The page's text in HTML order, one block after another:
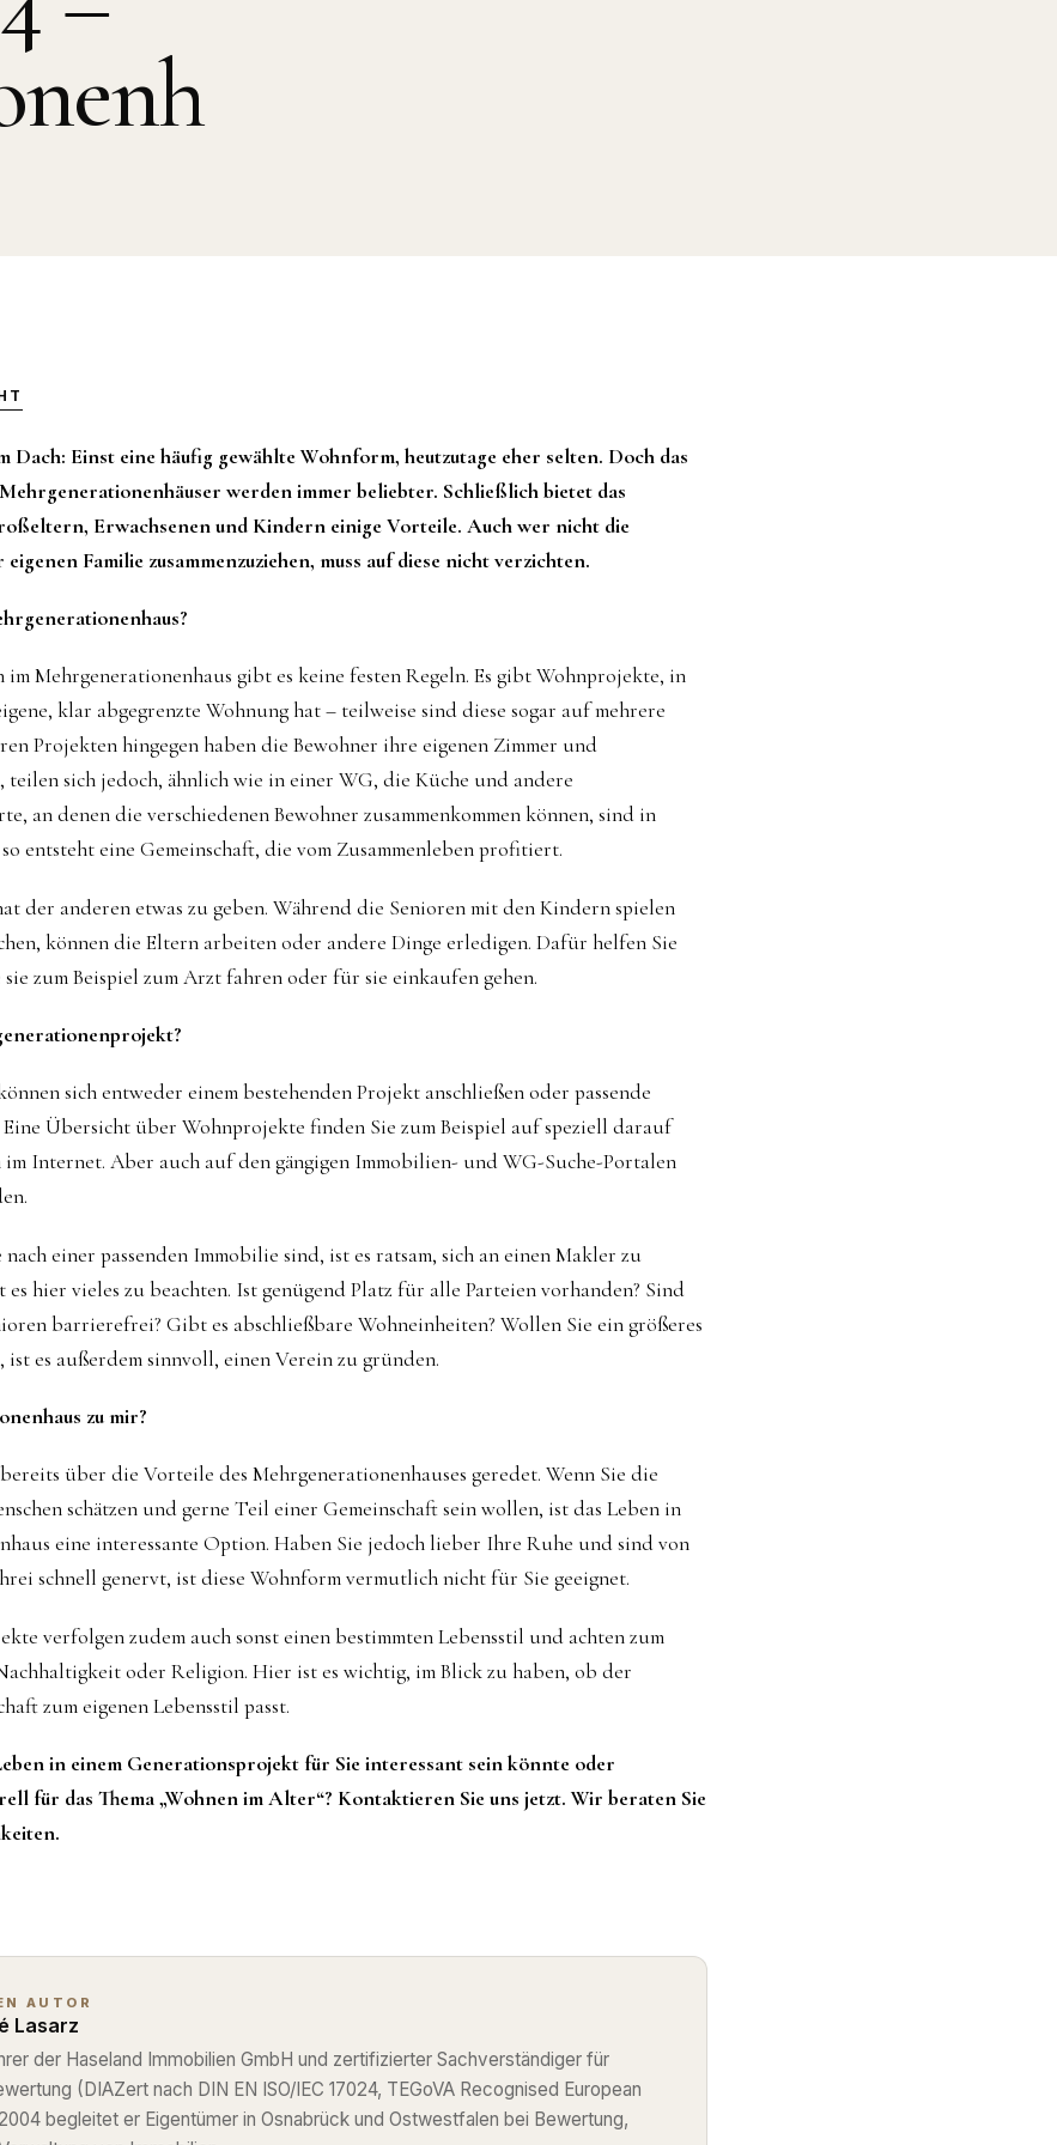
Dach: Einst eine häufig gewählte Wohnform, heutzutage eher selten. Doch das
werden immer beliebter. Schließlich bietet das
Erwachsenen und Kindern einige Vorteile. Auch wer nicht die
Familie zusammenzuziehen, muss auf diese nicht verzichten.
im Mehrgenerationenhaus gibt es keine festen Regeln. Es gibt Wohnprojekte, in
klar abgegrenzte Wohnung hat – teilweise sind diese sogar auf mehrere
Projekten hingegen haben die Bewohner ihre eigenen Zimmer und
teilen sich jedoch, ähnlich wie in einer WG, die Küche und andere
an denen die verschiedenen Bewohner zusammenkommen können, sind in
entsteht eine Gemeinschaft, die vom Zusammenleben profitiert.
der anderen etwas zu geben. Während die Senioren mit den Kindern spielen
können die Eltern arbeiten oder andere Dinge erledigen. Dafür helfen Sie
zum Beispiel zum Arzt fahren oder für sie einkaufen gehen.
sich entweder einem bestehenden Projekt anschließen oder passende
Übersicht über Wohnprojekte finden Sie zum Beispiel auf speziell darauf
Internet. Aber auch auf den gängigen Immobilien- und WG-Suche-Portalen
einer passenden Immobilie sind, ist es ratsam, sich an einen Makler zu
hier vieles zu beachten. Ist genügend Platz für alle Parteien vorhanden? Sind
barrierefrei? Gibt es abschließbare Wohneinheiten? Wollen Sie ein größeres
es außerdem sinnvoll, einen Verein zu gründen.
zu mir?
über die Vorteile des Mehrgenerationenhauses geredet. Wenn Sie die
schätzen und gerne Teil einer Gemeinschaft sein wollen, ist das Leben in
eine interessante Option. Haben Sie jedoch lieber Ihre Ruhe und sind von
schnell genervt, ist diese Wohnform vermutlich nicht für Sie geeignet.
verfolgen zudem auch sonst einen bestimmten Lebensstil und achten zum
oder Religion. Hier ist es wichtig, im Blick zu haben, ob der
zum eigenen Lebensstil passt.
in einem Generationsprojekt für Sie interessant sein könnte oder
für das Thema „Wohnen im Alter“? Kontaktieren Sie uns jetzt. Wir beraten Sie
AUTOR
Lasarz
der Haseland Immobilien GmbH und zertifizierter Sachverständiger für
(DIAZert nach DIN EN ISO/IEC 17024, TEGoVA Recognised European
begleitet er Eigentümer in Osnabrück und Ostwestfalen bei Bewertung,